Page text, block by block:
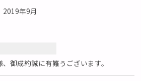
2019年9月
御成約誠に有難うございます。